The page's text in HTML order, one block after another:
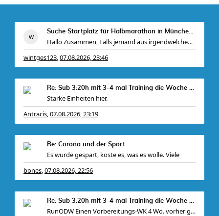
Suche Startplatz für Halbmarathon in München am 11
Hallo Zusammen, Falls jemand aus irgendwelchen Gr
wintges123,07.08.2026, 23:46
Re: Sub 3:20h mit 3-4 mal Training die Woche machb
Starke Einheiten hier.
Bei mir gabs ein
Antracis,07.08.2026, 23:19
Re: Corona und der Sport
Es wurde gespart, koste es, was es wolle. Viele
bones,07.08.2026, 22:56
Re: Sub 3:20h mit 3-4 mal Training die Woche machb
RunODW Einen Vorbereitungs-WK 4 Wo. vorher gibt es